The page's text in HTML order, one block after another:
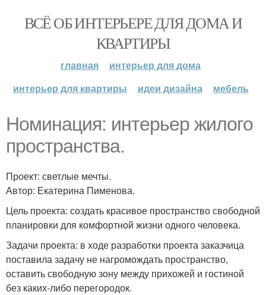
ВСЁ ОБ ИНТЕРЬЕРЕ ДЛЯ ДОМА И
КВАРТИРЫ
главная
интерьер для дома
интерьер для квартиры
идеи дизайна мебель
Номинация: интерьер жилого
пространства.
Проект: светлые мечты.
Автор: Екатерина Пименова.
Цель проекта: создать красивое пространство свободной
планировки для комфортной жизни одного человека.
Задачи проекта: в ходе разработки проекта заказчица
поставила задачу не нагромождать пространство,
оставить свободную зону между прихожей и гостиной
без каких-либо перегородок.